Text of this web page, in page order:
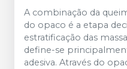
A combinação da
do opaco é a etapa
estratificação das
define-se
adesiva. Através do